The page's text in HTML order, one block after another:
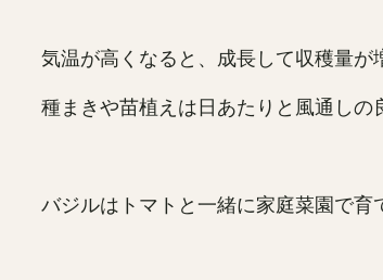
気温が高くなると、成長して収穫量が
種まきや苗植えは日あたりと風通しの
バジルはトマトと一緒に家庭菜園で育